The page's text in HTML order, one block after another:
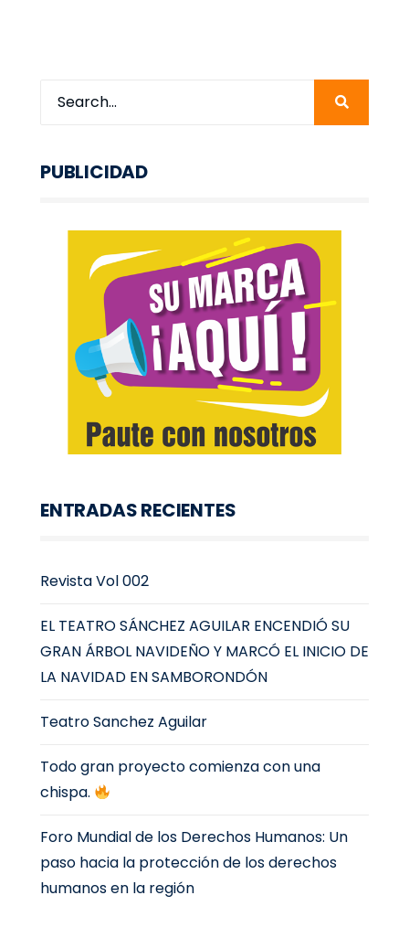
PUBLICIDAD
ENTRADAS RECIENTES
Revista Vol 002
EL TEATRO SÁNCHEZ AGUILAR ENCENDIÓ SU
GRAN ÁRBOL NAVIDEÑO Y MARCÓ EL INICIO DE
LA NAVIDAD EN SAMBORONDÓN
Teatro Sanchez Aguilar
Todo gran proyecto comienza con una
chispa.
Foro Mundial de los Derechos Humanos: Un
paso hacia la protección de los derechos
humanos en la región